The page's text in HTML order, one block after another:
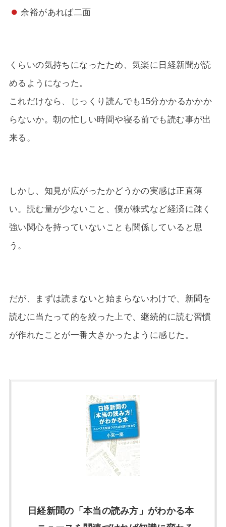
余裕があれば二面
くらいの気持ちになったため、気楽に日経新聞が読
めるようになった。
これだけなら、じっくり読んでも15分かかるかかか
らないか。朝の忙しい時間や寝る前でも読む事が出
来る。
しかし、知見が広がったかどうかの実感は正直薄
い。読む量が少ないこと、僕が株式など経済に疎く
強い関心を持っていないことも関係していると思
う。
だが、まずは読まないと始まらないわけで、新聞を
読むに当たって的を絞った上で、継続的に読む習慣
が作れたことが一番大きかったように感じた。
日経新聞の「本当の読み方」がわかる本